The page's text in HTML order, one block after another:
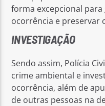
forma excepcional
ocorrência e preservar
INVESTIGAÇÃO
Sendo assim, Polícia
crime ambiental e
ocorrência, além de
de outras pessoas na